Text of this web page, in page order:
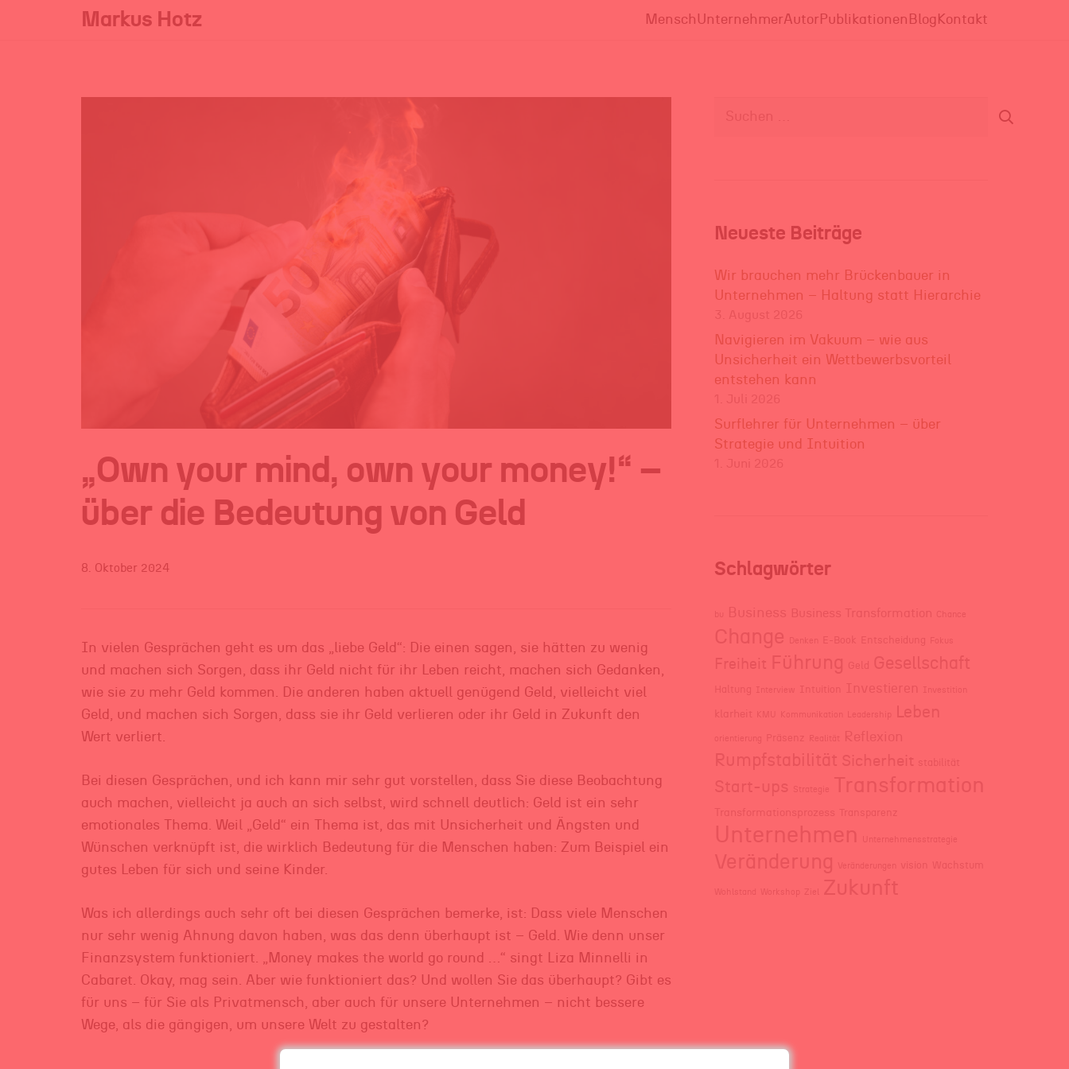
Markus Hotz Mensch UnternehmerAutor Publikationen Blog Kontakt
„Own your mind, own your money!“ –
über die Bedeutung von Geld
8. Oktober 2024
In vielen Gesprächen geht es um das „liebe Geld“: Die einen sagen, sie hätten zu wenig
und machen sich Sorgen, dass ihr Geld nicht für ihr Leben reicht, machen sich Gedanken,
wie sie zu mehr Geld kommen. Die anderen haben aktuell genügend Geld, vielleicht viel
Geld, und machen sich Sorgen, dass sie ihr Geld verlieren oder ihr Geld in Zukunft den
Wert verliert.
Bei diesen Gesprächen, und ich kann mir sehr gut vorstellen, dass Sie diese Beobachtung
auch machen, vielleicht ja auch an sich selbst, wird schnell deutlich: Geld ist ein sehr
emotionales Thema. Weil „Geld“ ein Thema ist, das mit Unsicherheit und Ängsten und
Wünschen verknüpft ist, die wirklich Bedeutung für die Menschen haben: Zum Beispiel ein
gutes Leben für sich und seine Kinder.
Was ich allerdings auch sehr oft bei diesen Gesprächen bemerke, ist: Dass viele Menschen
nur sehr wenig Ahnung davon haben, was das denn überhaupt ist – Geld. Wie denn unser
Finanzsystem funktioniert. „Money makes the world go round …“ singt Liza Minnelli in
Cabaret. Okay, mag sein. Aber wie funktioniert das? Und wollen Sie das überhaupt? Gibt es
für uns – für Sie als Privatmensch, aber auch für unsere Unternehmen – nicht bessere
Wege, als die gängigen, um unsere Welt zu gestalten?
Neueste Beiträge
Wir brauchen mehr Brückenbauer in
Unternehmen – Haltung statt Hierarchie
Navigieren im Vakuum – wie aus
Unsicherheit ein Wettbewerbsvorteil
entstehen kann
Surflehrer für Unternehmen – über
Strategie und Intuition
Schlagwörter